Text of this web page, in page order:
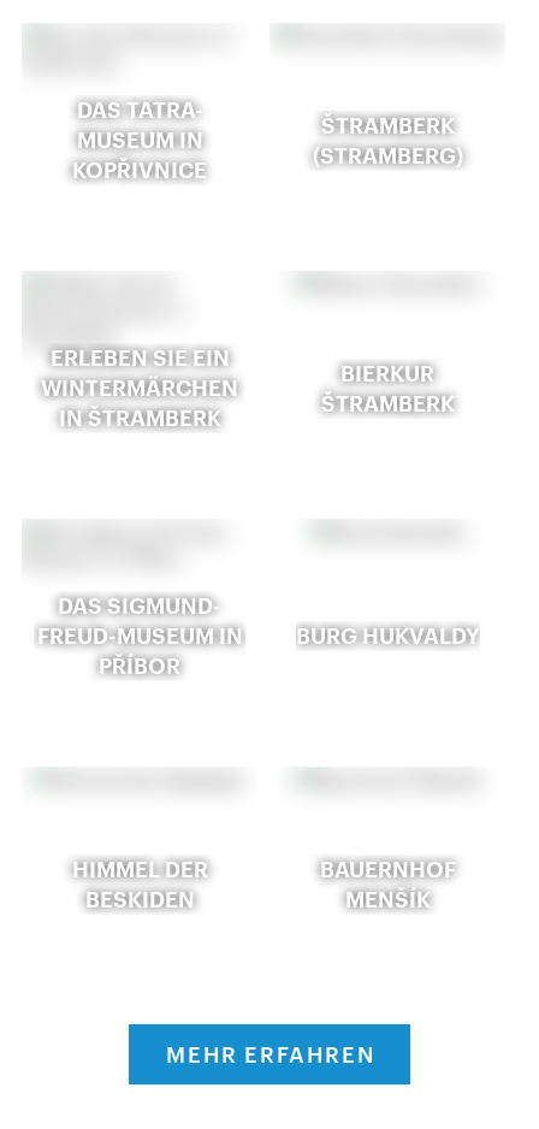
DAS TATRA-
MUSEUM IN
KOPŘIVNICE
ŠTRAMBERK
(STRAMBERG)
ERLEBEN SIE EIN
WINTERMÄRCHEN
IN ŠTRAMBERK
BIERKUR
ŠTRAMBERK
DAS SIGMUND-
FREUD-MUSEUM IN
PŘÍBOR
BURG HUKVALDY
HIMMEL DER
BESKIDEN
BAUERNHOF
MENŠÍK
MEHR ERFAHREN